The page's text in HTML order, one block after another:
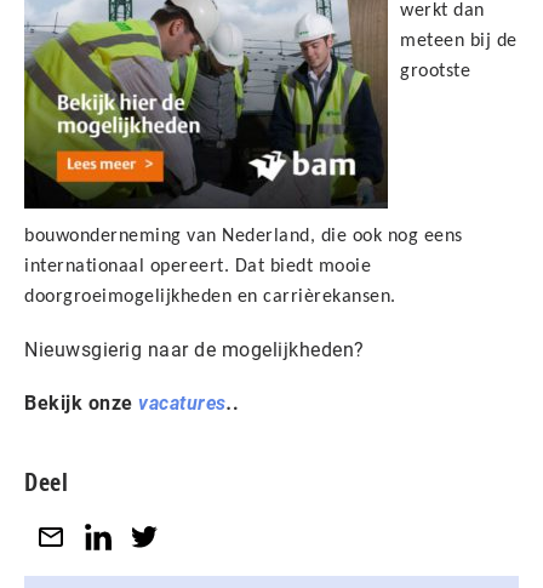
werkt dan
meteen bij de
grootste
bouwonderneming van Nederland, die ook nog eens
internationaal opereert. Dat biedt mooie
doorgroeimogelijkheden en carrièrekansen.
Nieuwsgierig naar de mogelijkheden?
Bekijk onze vacatures..
Deel